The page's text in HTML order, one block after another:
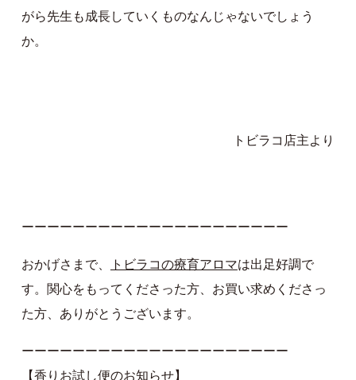
がら先生も成長していくものなんじゃないでしょう
か。
トビラコ店主より
ーーーーーーーーーーーーーーーーーーーーー
おかげさまで、 トビラコの療育アロマは出足好調で
す。関心をもってくださった方、お買い求めくださっ
た方、ありがとうございます。
ーーーーーーーーーーーーーーーーーーーーー
【香りお試し便のお知らせ】